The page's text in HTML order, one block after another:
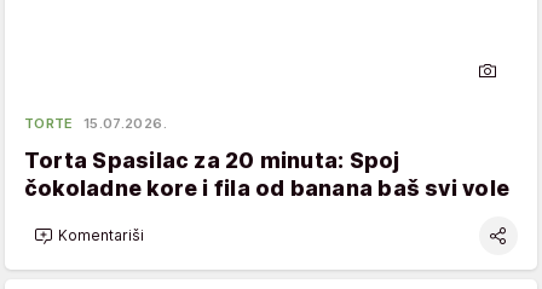
TORTE 15.07.2026.
Torta Spasilac za 20 minuta: Spoj
čokoladne kore i fila od banana baš svi vole
Komentariši